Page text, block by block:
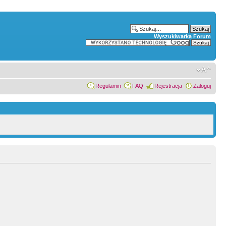
Wyszukiwarka Forum
Regulamin FAQ Rejestracja Zaloguj